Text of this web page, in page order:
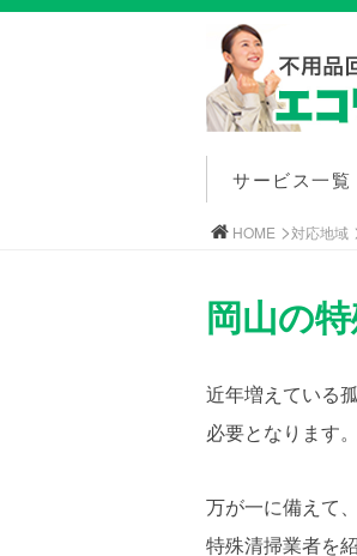
サービス一覧
HOME >対応地域
岡山の
近年増えている
必要となります。
万が一に備えて
特殊清掃業者を